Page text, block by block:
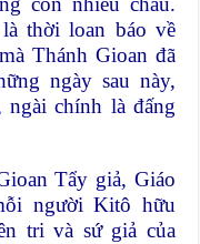
thời loan báo về
Thánh Gioan đã
ngày sau này,
ngài chính là đấng
Tẩy giả, Giáo
người Kitô hữu
tri và sứ giả của